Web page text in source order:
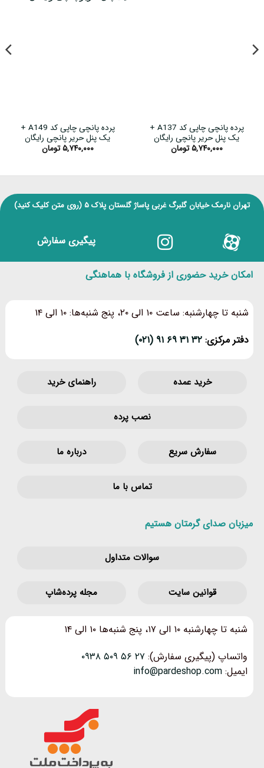
پرده پانچی چاپی کد A137 +
یک پنل حریر پانچی رایگان
۵,۷۴۰,۰۰۰ تومان
پرده پانچی چاپی کد A149 +
یک پنل حریر پانچی رایگان
۵,۷۴۰,۰۰۰ تومان
تهران نارمک خیابان گلبرگ غربی پاساژ گلستان پلاک ۵ (روی متن کلیک کنید)
پیگیری سفارش
امکان خرید حضوری از فروشگاه با هماهنگی
شنبه تا چهارشنبه: ساعت ۱۰ الی ۲۰، پنج شنبه‌ها: ۱۰ الی ۱۴
دفتر مرکزی: ۳۲ ۳۱ ۶۹ ۹۱ (۰۲۱)
خرید عمده راهنمای خرید
نصب پرده
سفارش سریع درباره ما
تماس با ما
میزبان صدای گرمتان هستیم
سوالات متداول
قوانین‌ سایت مجله پرده‌شاپ
شنبه تا چهارشنبه ۱۰ الی ۱۷، پنج شنبه‌ها ۱۰ الی ۱۴
واتساپ (پیگیری سفارش): ۲۷ ۵۶ ۵۰۹ ۰۹۳۸
ایمیل: info@pardeshop.com